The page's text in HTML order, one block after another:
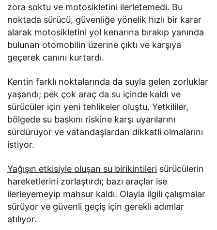
zora soktu ve motosikletini ilerletemedi. Bu
noktada sürücü, güvenliğe yönelik hızlı bir karar
alarak motosikletini yol kenarına bırakıp yanında
bulunan otomobilin üzerine çıktı ve karşıya
geçerek canını kurtardı.
Kentin farklı noktalarında da suyla gelen zorluklar
yaşandı; pek çok araç da su içinde kaldı ve
sürücüler için yeni tehlikeler oluştu. Yetkililer,
bölgede su baskını riskine karşı uyarılarını
sürdürüyor ve vatandaşlardan dikkatli olmalarını
istiyor.
Yağışın etkisiyle oluşan su birikintileri sürücülerin
hareketlerini zorlaştırdı; bazı araçlar ise
ilerleyemeyip mahsur kaldı. Olayla ilgili çalışmalar
sürüyor ve güvenli geçiş için gerekli adımlar
atılıyor.